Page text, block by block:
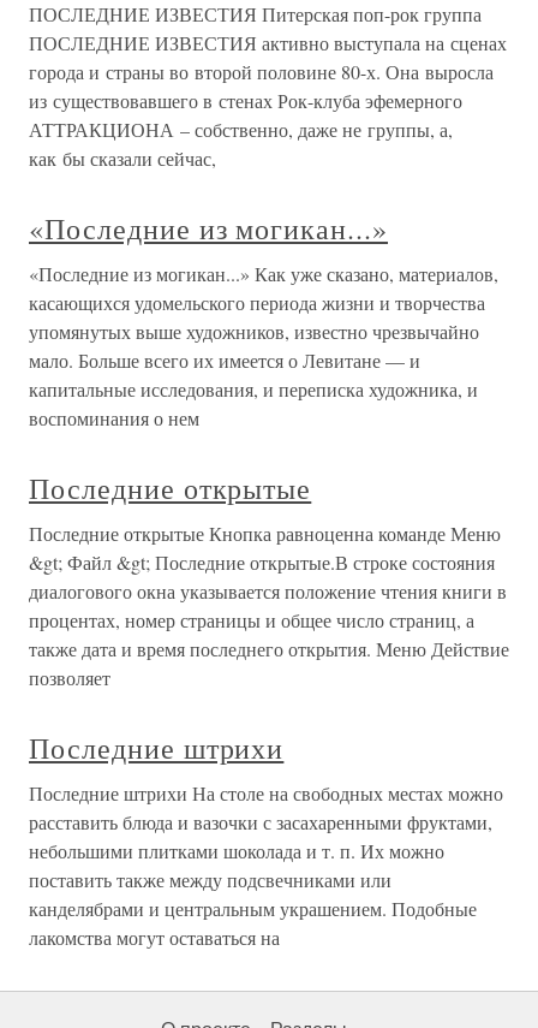
ПОСЛЕДНИЕ ИЗВЕСТИЯ Питерская поп-рок группа
ПОСЛЕДНИЕ ИЗВЕСТИЯ активно выступала на сценах
города и страны во второй половине 80-х. Она выросла
из существовавшего в стенах Рок-клуба эфемерного
АТТРАКЦИОНА – собственно, даже не группы, а,
как бы сказали сейчас,
«Последние из могикан...»
«Последние из могикан...» Как уже сказано, материалов,
касающихся удомельского периода жизни и творчества
упомянутых выше художников, известно чрезвычайно
мало. Больше всего их имеется о Левитане — и
капитальные исследования, и переписка художника, и
воспоминания о нем
Последние открытые
Последние открытые Кнопка равноценна команде Меню
&gt; Файл &gt; Последние открытые.В строке состояния
диалогового окна указывается положение чтения книги в
процентах, номер страницы и общее число страниц, а
также дата и время последнего открытия. Меню Действие
позволяет
Последние штрихи
Последние штрихи На столе на свободных местах можно
расставить блюда и вазочки с засахаренными фруктами,
небольшими плитками шоколада и т. п. Их можно
поставить также между подсвечниками или
канделябрами и центральным украшением. Подобные
лакомства могут оставаться на